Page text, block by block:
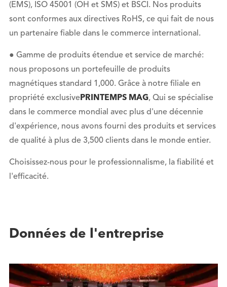
(EMS), ISO 45001 (OH et SMS) et BSCI. Nos produits
sont conformes aux directives RoHS, ce qui fait de nous
un partenaire fiable dans le commerce international.
● Gamme de produits étendue et service de marché:
nous proposons un portefeuille de produits
magnétiques standard 1,000. Grâce à notre filiale en
propriété exclusivePRINTEMPS MAG, Qui se spécialise
dans le commerce mondial avec plus d'une décennie
d'expérience, nous avons fourni des produits et services
de qualité à plus de 3,500 clients dans le monde entier.
Choisissez-nous pour le professionnalisme, la fiabilité et
l'efficacité.
Données de l'entreprise